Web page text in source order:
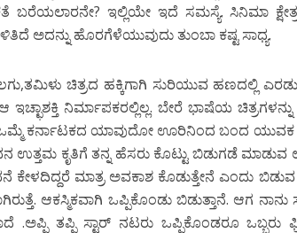
ಬರೆಯಲಾರನೇ? ಇಲ್ಲಿಯೇ ಇದೆ ಸಮಸ್ಯೆ. ಸಿನಿಮಾ
ಅದನ್ನು ಹೊರಗೆಳೆಯುವುದು ತುಂಬಾ ಕಷ್ಟ ಸಾಧ್ಯ.
ಚಿತ್ರದ ಹಕ್ಕಿಗಾಗಿ ಸುರಿಯುವ ಹಣದಲ್ಲಿ
ನಿರ್ಮಾಪಕರಲ್ಲಿಲ್ಲ. ಬೇರೆ ಭಾಷೆಯ ಚಿತ್ರಗಳನ್ನು
ಒಮ್ಮೆ ಕರ್ನಾಟಕದ ಯಾವುದೋ ಊರಿನಿಂದ ಬಂದ
ಉತ್ತಮ ಕೃತಿಗೆ ತನ್ನ ಹೆಸರು ಕೊಟ್ಟು ಬಿಡುಗಡೆ ಮಾಡುವ
ಮಾತ್ರ ಅವಕಾಶ ಕೊಡುತ್ತೇನೆ ಎಂದು ಬಿಡುವ
ಆಕಸ್ಮಿಕವಾಗಿ ಒಪ್ಪಿಕೊಂಡು ಬಿಡುತ್ತಾನೆ. ಆಗ ನಾನು
ತಪ್ಪಿ ಸ್ಟಾರ್ ನಟರು ಒಪ್ಪಿಕೊಂಡರೂ ಒಬ್ಬರು ಫ್ರೀ